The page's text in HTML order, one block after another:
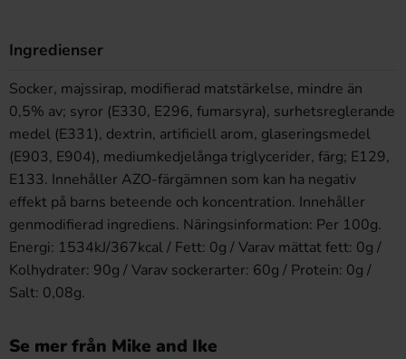
Ingredienser
Socker, majssirap, modifierad matstärkelse, mindre än
0,5% av; syror (E330, E296, fumarsyra), surhetsreglerande
medel (E331), dextrin, artificiell arom, glaseringsmedel
(E903, E904), mediumkedjelånga triglycerider, färg; E129,
E133. Innehåller AZO-färgämnen som kan ha negativ
effekt på barns beteende och koncentration. Innehåller
genmodifierad ingrediens. Näringsinformation: Per 100g.
Energi: 1534kJ/367kcal / Fett: 0g / Varav mättat fett: 0g /
Kolhydrater: 90g / Varav sockerarter: 60g / Protein: 0g /
Salt: 0,08g.
Se mer från Mike and Ike